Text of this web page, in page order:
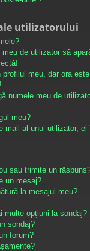
utilizatorului
de utilizator să
meu, dar ora
numele meu de
meu?
mail al unui utilizator,
sau trimite un
un mesaj?
la mesajul meu?
multe opțiuni la sondaj?
sondaj?
forum?